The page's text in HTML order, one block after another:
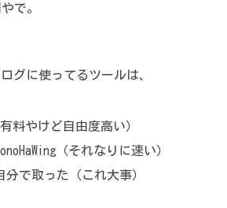
で。
グに使ってるツールは、
料やけど自由度高い）
（それなりに速い）
分で取った（これ大事）